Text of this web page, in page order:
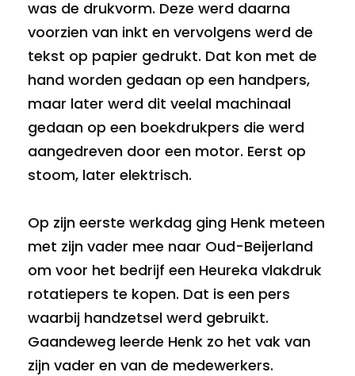
was de drukvorm. Deze werd daarna
voorzien van inkt en vervolgens werd de
tekst op papier gedrukt. Dat kon met de
hand worden gedaan op een handpers,
maar later werd dit veelal machinaal
gedaan op een boekdrukpers die werd
aangedreven door een motor. Eerst op
stoom, later elektrisch.
Op zijn eerste werkdag ging Henk meteen
met zijn vader mee naar Oud-Beijerland
om voor het bedrijf een Heureka vlakdruk
rotatiepers te kopen. Dat is een pers
waarbij handzetsel werd gebruikt.
Gaandeweg leerde Henk zo het vak van
zijn vader en van de medewerkers.